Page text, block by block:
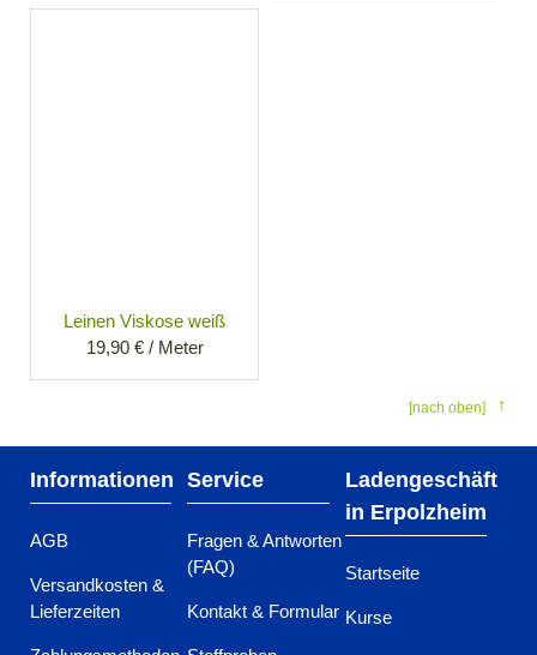
Leinen Viskose weiß
19,90 € / Meter
[nach oben]
Informationen
AGB
Versandkosten &
Lieferzeiten
Service
Fragen & Antworten
(FAQ)
Kontakt & Formular
Ladengeschäft
in Erpolzheim
Startseite
Kurse